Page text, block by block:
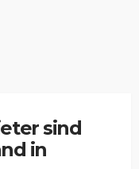
sind
in